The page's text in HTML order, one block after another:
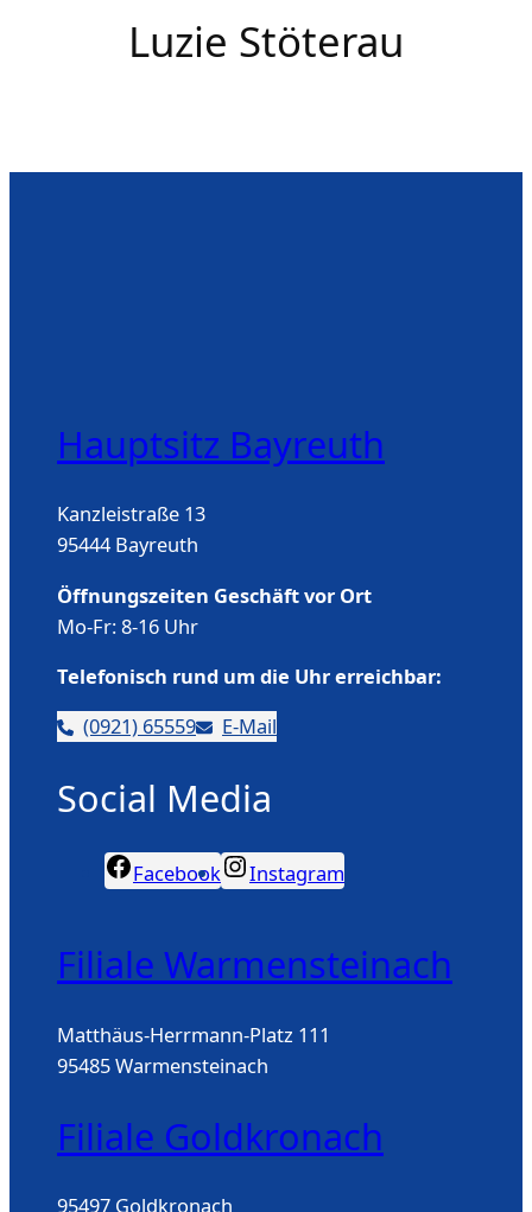
Luzie Stöterau
Hauptsitz Bayreuth
Kanzleistraße 13
95444 Bayreuth
Öffnungszeiten Geschäft vor Ort
Mo-Fr: 8-16 Uhr
Telefonisch rund um die Uhr erreichbar:
(0921) 65559
E-Mail
Social Media
Facebook Instagram
Filiale Warmensteinach
Matthäus-Herrmann-Platz 111
95485 Warmensteinach
Filiale Goldkronach
95497 Goldkronach